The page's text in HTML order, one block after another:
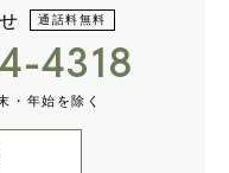
通話料無料
4318
・年始を除く